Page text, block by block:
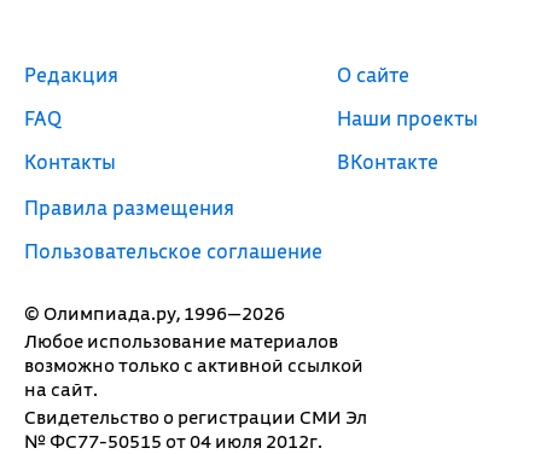
© Олимпиада.ру, 1996—2026
Любое использование материалов
возможно только с активной ссылкой
на сайт.
Свидетельство о регистрации СМИ Эл
№ ФС77-50515 от 04 июля 2012г.
Редакция
FAQ
Контакты
Правила размещения
Пользовательское соглашение
О сайте
Наши проекты
ВКонтакте